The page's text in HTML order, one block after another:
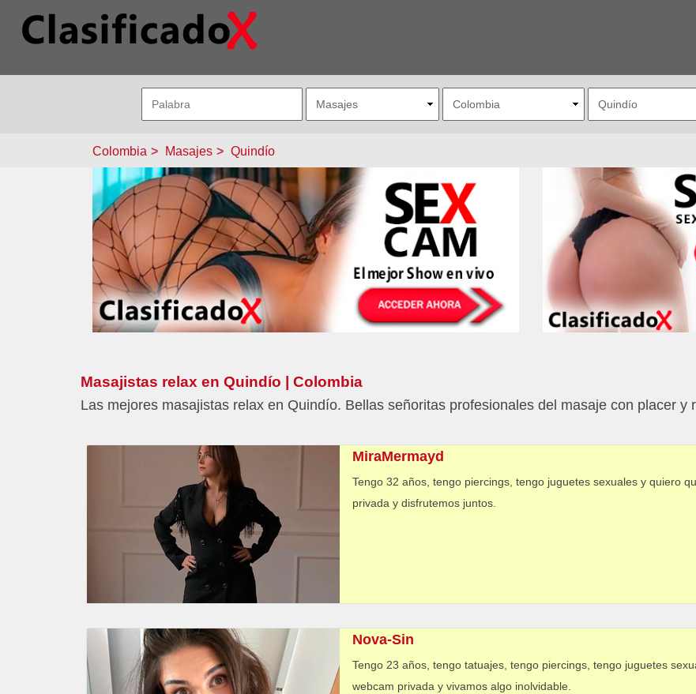
Colombia Masajes Quindío
Masajistas relax en Quindío | Colombia
Las mejores masajistas relax en Quindío. Bellas señoritas profesionales del masaje con placer y
MiraMermayd
Tengo 32 años, tengo piercings, tengo juguetes sexuales y quiero
privada y disfrutemos juntos.
Nova-Sin
Tengo 23 años, tengo tatuajes, tengo piercings, tengo juguetes
webcam privada y vivamos algo inolvidable.